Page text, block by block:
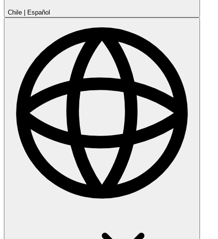
Chile Español